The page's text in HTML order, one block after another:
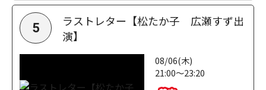
5
ラストレター【松たか子 広瀬すず出
演】
08/06(木)
21:00～23:20